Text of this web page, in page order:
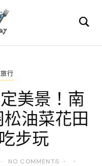
行
美景！南
油菜花田
步玩
NO COMMENTS